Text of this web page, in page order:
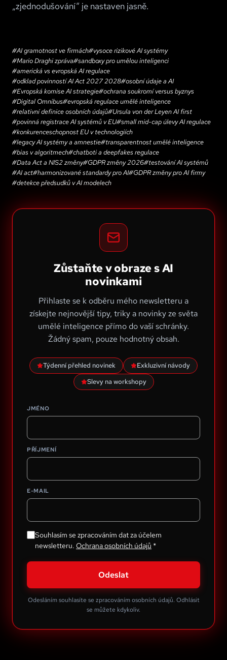
„zjednodušování“ je nastaven jasně.
#AI gramotnost ve firmách#vysoce rizikové AI systémy
#Mario Draghi zpráva#sandboxy pro umělou inteligenci
#americká vs evropská AI regulace
#odklad povinností AI Act 2027 2028#osobní údaje a AI
#Evropská komise AI strategie#ochrana soukromí versus byznys
#Digital Omnibus#evropská regulace umělé inteligence
#relativní definice osobních údajů#Ursula von der Leyen AI first
#povinná registrace AI systémů v EU#small mid-cap úlevy AI regulace
#konkurenceschopnost EU v technologiích
#legacy AI systémy a amnestie#transparentnost umělé inteligence
#bias v algoritmech#chatboti a deepfakes regulace
#Data Act a NIS2 změny#GDPR změny 2026#testování AI systémů
#AI act#harmonizované standardy pro AI#GDPR změny pro AI firmy
#detekce předsudků v AI modelech
Zůstaňte v obraze s AI
novinkami
Přihlaste se k odběru mého newsletteru a
získejte nejnovější tipy, triky a novinky ze světa
umělé inteligence přímo do vaší schránky.
Žádný spam, pouze hodnotný obsah.
Týdenní přehled novinek
Exkluzivní návody
Slevy na workshopy
JMÉNO
PŘÍJMENÍ
E-MAIL
Souhlasím se zpracováním dat za účelem
newsletteru. Ochrana osobních údajů *
Odeslat
Odesláním souhlasíte se zpracováním osobních údajů. Odhlásit
se můžete kdykoliv.